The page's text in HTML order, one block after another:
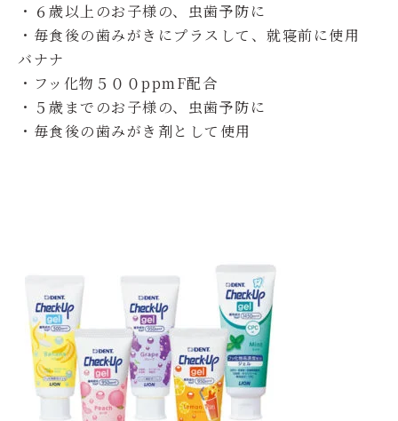
・６歳以上のお子様の、虫歯予防に
・毎食後の歯みがきにプラスして、就寝前に使用
バナナ
・フッ化物５００ppmF配合
・５歳までのお子様の、虫歯予防に
・毎食後の歯みがき剤として使用